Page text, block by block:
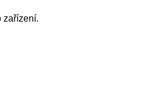
zařízení.